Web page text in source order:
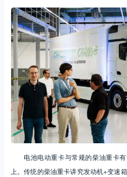
电池电动重卡与常规的柴油重卡
上。传统的柴油重卡讲究发动机+变速